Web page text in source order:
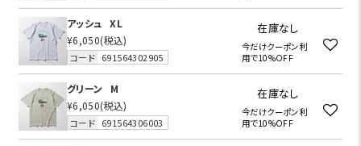
アッシュ
XL
¥6,050(税込)
コード 691564302905
在庫なし
今だけクーポン利
用で10%OFF
グリーン
M
¥6,050(税込)
コード 691564306003
在庫なし
今だけクーポン利
用で10%OFF